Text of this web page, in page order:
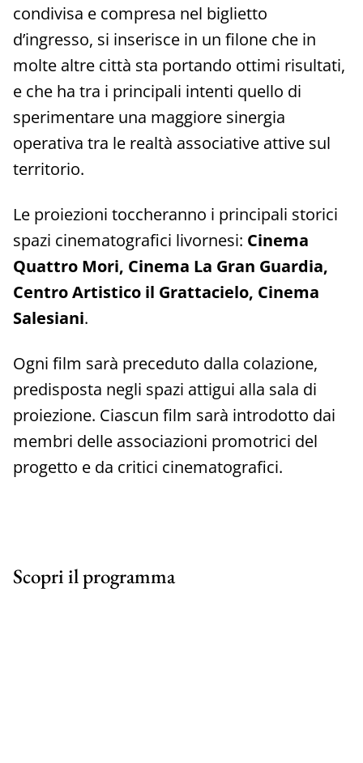
condivisa e compresa nel biglietto
d’ingresso, si inserisce in un filone che in
molte altre città sta portando ottimi risultati,
e che ha tra i principali intenti quello di
sperimentare una maggiore sinergia
operativa tra le realtà associative attive sul
territorio.
Le proiezioni toccheranno i principali storici
spazi cinematografici livornesi: Cinema
Quattro Mori, Cinema La Gran Guardia,
Centro Artistico il Grattacielo, Cinema
Salesiani.
Ogni film sarà preceduto dalla colazione,
predisposta negli spazi attigui alla sala di
proiezione. Ciascun film sarà introdotto dai
membri delle associazioni promotrici del
progetto e da critici cinematografici.
Scopri il programma